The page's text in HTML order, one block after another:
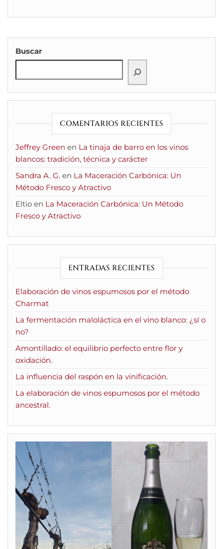
Buscar
COMENTARIOS RECIENTES
Jeffrey Green en La tinaja de barro en los vinos
blancos: tradición, técnica y carácter
Sandra A. G. en La Maceración Carbónica: Un
Método Fresco y Atractivo
Eltio en La Maceración Carbónica: Un Método
Fresco y Atractivo
ENTRADAS RECIENTES
Elaboración de vinos espumosos por el método
Charmat
La fermentación maloláctica en el vino blanco: ¿sí o
no?
Amontillado: el equilibrio perfecto entre flor y
oxidación.
La influencia del raspón en la vinificación.
La elaboración de vinos espumosos por el método
ancestral.